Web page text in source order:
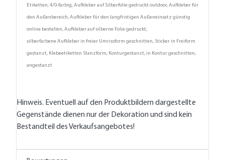
Etiketten, 4/0-farbig, Aufkleber auf Silberfolie gedruckt outdoor, Aufkleber für
den Außenbereich, Aufkleber für den langfristigen Außeneinsatz günstig
online bestellen, Aufkleber auf silberne Folie gedruckt,
silberfarbene Aufkleber in freier Umrissform geschnitten, Sticker in Freiform
gestanzt, Klebeetiketten Stanzform, Konturgestanzt, in Kontur geschnitten,
angestanzt
Hinweis. Eventuell auf den Produktbildern dargestellte
Gegenstände dienen nur der Dekoration und sind kein
Bestandteil des Verkaufsangebotes!